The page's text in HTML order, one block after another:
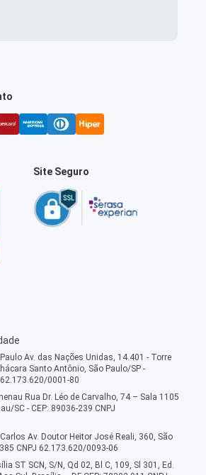
Site Seguro
Av. das Nações Unidas, 14.401 - Torre
Santo Antônio, São Paulo/SP -
62.173.620/0001-80
Rua Dr. Léo de Carvalho, 74 – Sala 1105
SC - CEP: 89036-239 CNPJ
Av. Doutor Heitor José Reali, 360, São
CNPJ 62.173.620/0093-06
ST SCN, S/N, Qd 02, Bl C, 109, Sl 301, Ed.